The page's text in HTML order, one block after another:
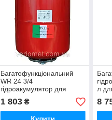
Багатофункціональний
WR 24 3/4
гідроакумулятор для
систем теплопостачання
Watersistem 6 bar - 28571-
01
1 803₴
л
8